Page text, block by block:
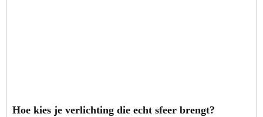
Hoe kies je verlichting die echt sfeer brengt?